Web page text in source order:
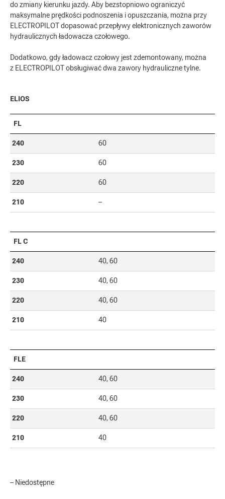
do zmiany kierunku jazdy. Aby bezstopniowo ograniczyć
maksymalne prędkości podnoszenia i opuszczania, można przy
ELECTROPILOT dopasować przepływy elektronicznych zaworów
hydraulicznych ładowacza czołowego.
Dodatkowo, gdy ładowacz czołowy jest zdemontowany, można
z ELECTROPILOT obsługiwać dwa zawory hydrauliczne tylne.
ELIOS
FL
240 60
230 60
220 60
210 –
FL C
240 40, 60
230 40, 60
220 40, 60
210 40
FLE
240 40, 60
230 40, 60
220 40, 60
210 40
– Niedostępne